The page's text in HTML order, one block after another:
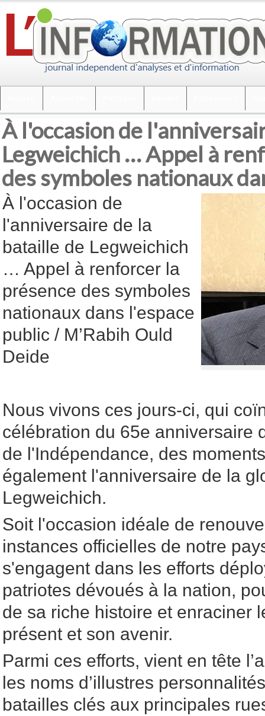
À l'occasion de
Legweichich … Appel à
des symboles nationaux
À l'occasion de
l'anniversaire de la
bataille de Legweichich
… Appel à renforcer la
présence des symboles
nationaux dans l'espace
public / M’Rabih Ould
Deide
Nous vivons ces jours-ci, qui
célébration du 65e anniversaire
de l'Indépendance, des
également l'anniversaire de la
Legweichich.
Soit l'occasion idéale de
instances officielles de notre
s'engagent dans les efforts
patriotes dévoués à la nation,
de sa riche histoire et enraciner
présent et son avenir.
Parmi ces efforts, vient en tête
les noms d’illustres
batailles clés aux principales